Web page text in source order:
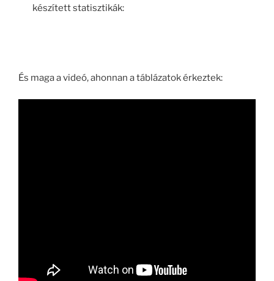
készített statisztikák:
És maga a videó, ahonnan a táblázatok érkeztek: